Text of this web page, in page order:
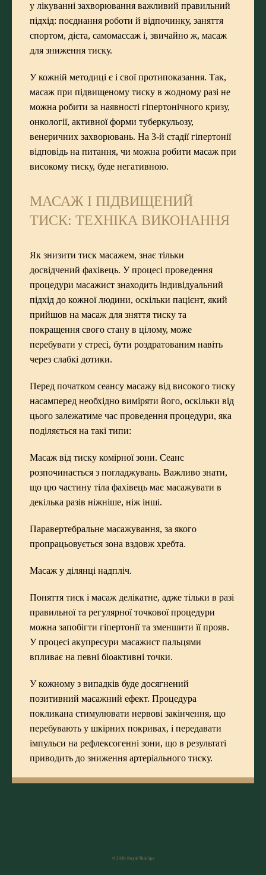
у лікуванні захворювання важливий правильний
підхід: поєднання роботи й відпочинку, заняття
спортом, дієта, самомассаж і, звичайно ж, масаж
для зниження тиску.
У кожній методиці є і свої протипоказання. Так,
масаж при підвищеному тиску в жодному разі не
можна робити за наявності гіпертонічного кризу,
онкології, активної форми туберкульозу,
венеричних захворювань. На 3-й стадії гіпертонії
відповідь на питання, чи можна робити масаж при
високому тиску, буде негативною.
МАСАЖ І ПІДВИЩЕНИЙ
ТИСК: ТЕХНІКА ВИКОНАННЯ
Як знизити тиск масажем, знає тільки
досвідчений фахівець. У процесі проведення
процедури масажист знаходить індивідуальний
підхід до кожної людини, оскільки пацієнт, який
прийшов на масаж для зняття тиску та
покращення свого стану в цілому, може
перебувати у стресі, бути роздратованим навіть
через слабкі дотики.
Перед початком сеансу масажу від високого тиску
насамперед необхідно виміряти його, оскільки від
цього залежатиме час проведення процедури, яка
поділяється на такі типи:
Масаж від тиску комірної зони. Сеанс
розпочинається з погладжувань. Важливо знати,
що цю частину тіла фахівець має масажувати в
декілька разів ніжніше, ніж інші.
Паравертебральне масажування, за якого
пропрацьовується зона вздовж хребта.
Масаж у ділянці надпліч.
Поняття тиск і масаж делікатне, адже тільки в разі
правильної та регулярної точкової процедури
можна запобігти гіпертонії та зменшити її прояв.
У процесі акупресури масажист пальцями
впливає на певні біоактивні точки.
У кожному з випадків буде досягнений
позитивний масажний ефект. Процедура
покликана стимулювати нервові закінчення, що
перебувають у шкірних покривах, і передавати
імпульси на рефлексогенні зони, що в результаті
приводить до зниження артеріального тиску.
© 2026 Royal Thai Spa